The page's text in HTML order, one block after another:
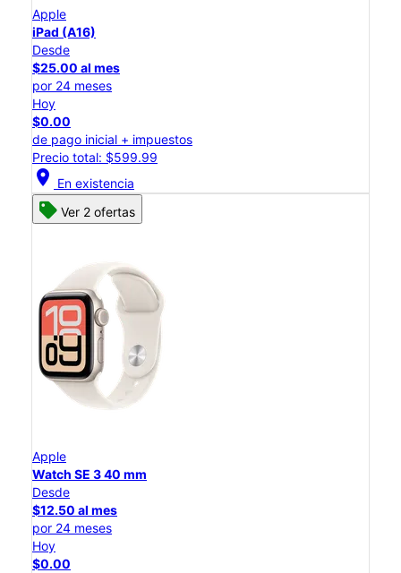
Apple
iPad (A16)
Desde
$25.00 al mes
por 24 meses
Hoy
$0.00
de pago inicial + impuestos
Precio total: $599.99
location_on En existencia
Ver 2 ofertas
Apple
Watch SE 3 40 mm
Desde
$12.50 al mes
por 24 meses
Hoy
$0.00